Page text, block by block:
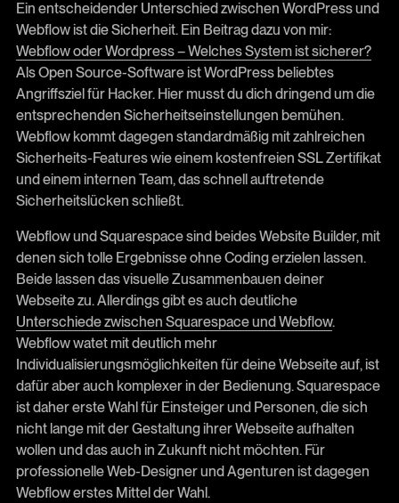
Ein entscheidender Unterschied zwischen WordPress und
Webflow ist die Sicherheit. Ein Beitrag dazu von mir:
Webflow oder Wordpress – Welches System ist sicherer?
Als Open Source-Software ist WordPress beliebtes
Angriffsziel für Hacker. Hier musst du dich dringend um die
entsprechenden Sicherheitseinstellungen bemühen.
Webflow kommt dagegen standardmäßig mit zahlreichen
Sicherheits-Features wie einem kostenfreien SSL Zertifikat
und einem internen Team, das schnell auftretende
Sicherheitslücken schließt.
Webflow und Squarespace sind beides Website Builder, mit
denen sich tolle Ergebnisse ohne Coding erzielen lassen.
Beide lassen das visuelle Zusammenbauen deiner
Webseite zu. Allerdings gibt es auch deutliche
Unterschiede zwischen Squarespace und Webflow.
Webflow watet mit deutlich mehr
Individualisierungsmöglichkeiten für deine Webseite auf, ist
dafür aber auch komplexer in der Bedienung. Squarespace
ist daher erste Wahl für Einsteiger und Personen, die sich
nicht lange mit der Gestaltung ihrer Webseite aufhalten
wollen und das auch in Zukunft nicht möchten. Für
professionelle Web-Designer und Agenturen ist dagegen
Webflow erstes Mittel der Wahl.